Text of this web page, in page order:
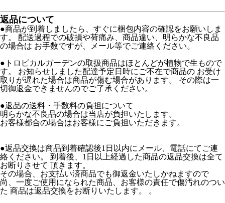
返品について
●商品が到着しましたら、すぐに梱包内容の確認をお願いしま
す。 配送過程での破損や荷痛み、商品違い、明らかな不良品
の場合は お手数ですが、メール等でご連絡ください。
●トロピカルガーデンの取扱商品はほとんどが植物で生もので
す。 お知らせしました配達予定日時にご不在で商品の お受け
取りが遅れた場合は商品が傷む場合があります。 その際は一
切御返金できませんのでご了承ください。
●返品の送料・手数料の負担について
明らかな不良品の場合は当店が負担いたします。
お客様都合の場合はお客様にご負担いただきます。
●返品交換は商品到着確認後1日以内にメール、電話にてご連
絡ください。 到着後、1日以上経過した商品の返品交換は全て
お断りさせて 頂きます。
その場合、お支払い済商品でも御返金いたしかねますので
尚、一度ご使用になられた商品、お客様の責任で傷汚れのつい
た 商品は返品交換をお断りいたします。 。